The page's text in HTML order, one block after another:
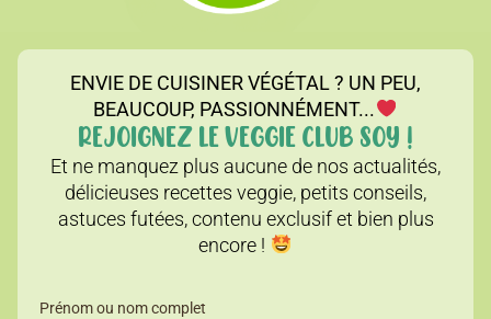
ENVIE DE CUISINER VÉGÉTAL ? UN PEU,
BEAUCOUP, PASSIONNÉMENT...
REJOIGNEZ LE VEGGIE CLUB SOY !
Et ne manquez plus aucune de nos actualités,
délicieuses recettes veggie, petits conseils,
astuces futées, contenu exclusif et bien plus
encore !
Prénom ou nom complet